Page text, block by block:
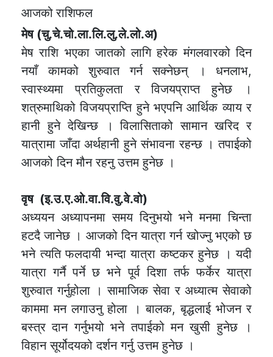
आजको राशिफल
मेष (चु.चे.चो.ला.लि.लु.ले.लो.अ)
मेष राशि भएका जातको लागि हरेक मंगलवारको दिन
नयाँ कामको शुरुवात गर्न सक्नेछन् । धनलाभ,
स्वास्थ्यमा प्रतिकुलता र विजयप्राप्त हुनेछ ।
शत्रुमाथिको विजयप्राप्ति हुने भएपनि आर्थिक व्याय र
हानी हुने देखिन्छ । विलासिताको सामान खरिद र
यात्रामा जाँदा अर्थहानी हुने संभावना रहन्छ । तपाईको
आजको दिन मौन रहनु उत्तम हुनेछ ।
वृष (इ.उ.ए.ओ.वा.वि.वु.वे.वो)
अध्ययन अध्यापनमा समय दिनुभयो भने मनमा चिन्ता
हटदै जानेछ । आजको दिन यात्रा गर्न खोज्नु भएको छ
भने त्यति फलदायी भन्दा यात्रा कष्टकर हुनेछ । यदी
यात्रा गर्नै पर्ने छ भने पूर्व दिशा तर्फ फर्केर यात्रा
शुरुवात गर्नुहोला । सामाजिक सेवा र अध्यात्म सेवाको
काममा मन लगाउनु होला । बालक, बृद्धलाई भोजन र
बस्त्र दान गर्नुभयो भने तपाईको मन खुसी हुनेछ ।
विहान सूर्योदयको दर्शन गर्नु उत्तम हुनेछ ।